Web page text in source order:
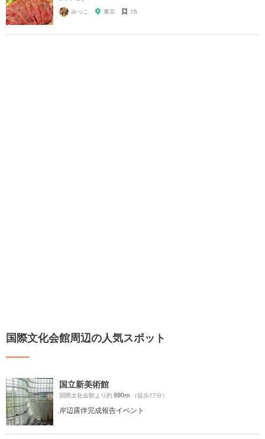
みっこ 東京 15
国際文化会館周辺の人気スポット
国立新美術館
国際文化会館より約990m （徒歩17分）
岸辺露伴完成報告イベント